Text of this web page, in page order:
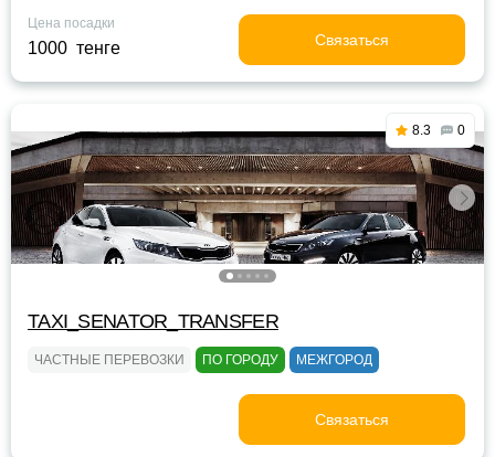
Цена посадки
1000 тенге Связаться
8.3 0
TAXI_SENATOR_TRANSFER
ЧАСТНЫЕ ПЕРЕВОЗКИ ПО ГОРОДУ МЕЖГОРОД
Связаться